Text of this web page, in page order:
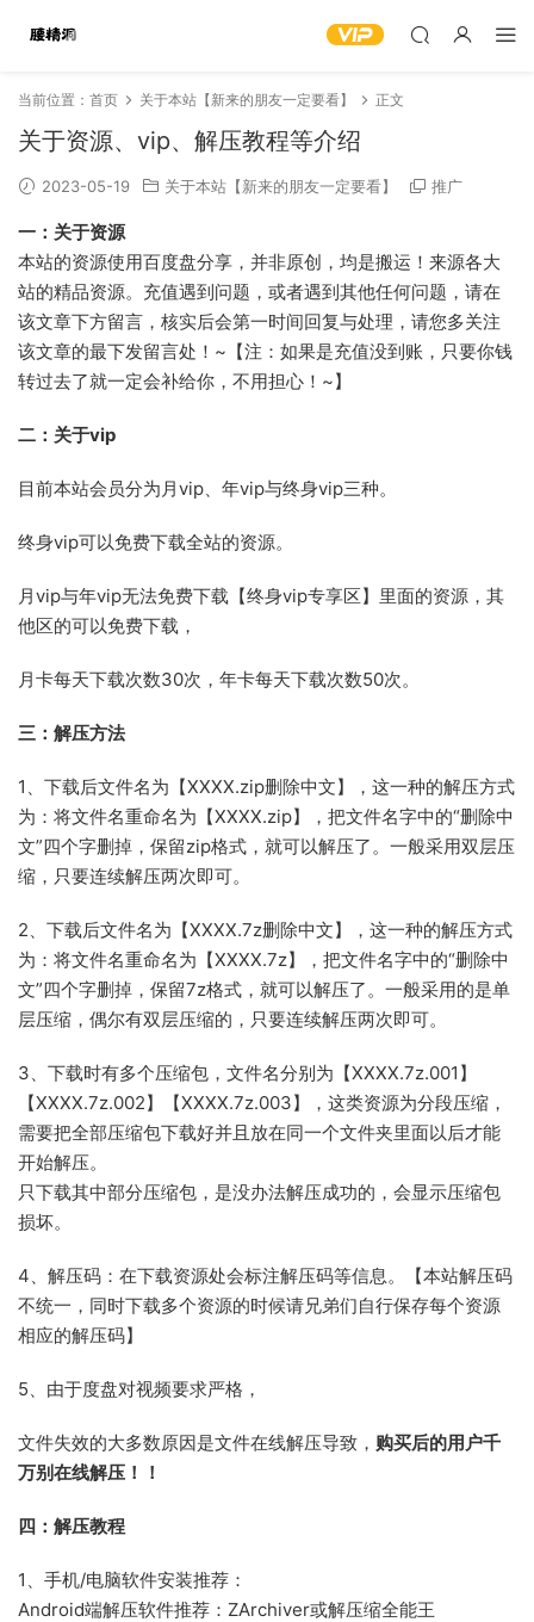
当前位置： 首页 关于本站【新来的朋友一定要看】 正文
关于资源、vip、解压教程等介绍
2023-05-19 关于本站【新来的朋友一定要看】 推广
一：关于资源
本站的资源使用百度盘分享，并非原创，均是搬运！来源各大
站的精品资源。充值遇到问题，或者遇到其他任何问题，请在
该文章下方留言，核实后会第一时间回复与处理，请您多关注
该文章的最下发留言处！~【注：如果是充值没到账，只要你钱
转过去了就一定会补给你，不用担心！~】
二：关于vip
目前本站会员分为月vip、年vip与终身vip三种。
终身vip可以免费下载全站的资源。
月vip与年vip无法免费下载【终身vip专享区】里面的资源，其
他区的可以免费下载，
月卡每天下载次数30次，年卡每天下载次数50次。
三：解压方法
1、下载后文件名为【XXXX.zip删除中文】，这一种的解压方式
为：将文件名重命名为【XXXX.zip】，把文件名字中的“删除中
文”四个字删掉，保留zip格式，就可以解压了。一般采用双层压
缩，只要连续解压两次即可。
2、下载后文件名为【XXXX.7z删除中文】，这一种的解压方式
为：将文件名重命名为【XXXX.7z】，把文件名字中的“删除中
文”四个字删掉，保留7z格式，就可以解压了。一般采用的是单
层压缩，偶尔有双层压缩的，只要连续解压两次即可。
3、下载时有多个压缩包，文件名分别为【XXXX.7z.001】
【XXXX.7z.002】【XXXX.7z.003】，这类资源为分段压缩，
需要把全部压缩包下载好并且放在同一个文件夹里面以后才能
开始解压。
只下载其中部分压缩包，是没办法解压成功的，会显示压缩包
损坏。
4、解压码：在下载资源处会标注解压码等信息。【本站解压码
不统一，同时下载多个资源的时候请兄弟们自行保存每个资源
相应的解压码】
5、由于度盘对视频要求严格，
文件失效的大多数原因是文件在线解压导致， 购买后的用户千
万别在线解压！！
四：解压教程
1、手机/电脑软件安装推荐：
Android端解压软件推荐：ZArchiver或解压缩全能王